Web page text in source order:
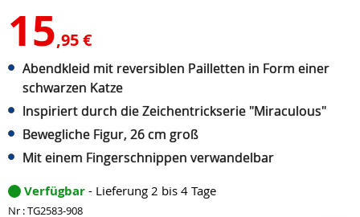
15,95 €
Abendkleid mit reversiblen Pailletten in Form einer
schwarzen Katze
Inspiriert durch die Zeichentrickserie "Miraculous"
Bewegliche Figur, 26 cm groß
Mit einem Fingerschnippen verwandelbar
Verfügbar - Lieferung 2 bis 4 Tage
Nr : TG2583-908